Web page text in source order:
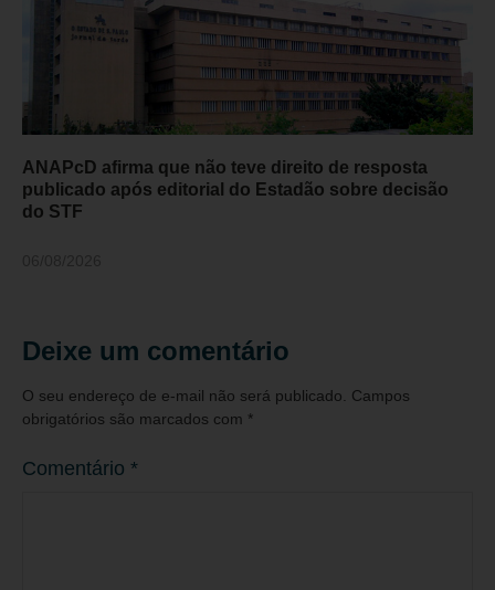
ANAPcD afirma que não teve direito de resposta
publicado após editorial do Estadão sobre decisão
do STF
Deixe um comentário
O seu endereço de e-mail não será publicado.
Campos
obrigatórios são marcados com *
Comentário *